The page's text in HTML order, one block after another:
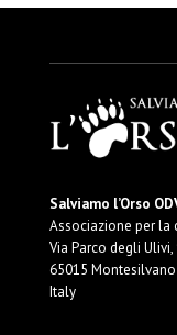
Salviamo l’Orso
Associazione per la
Via Parco degli Ulivi,
65015 Montesilvano
Italy